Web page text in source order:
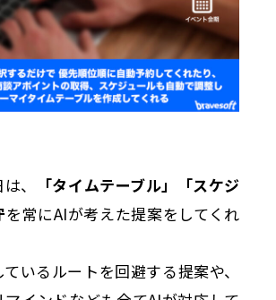
、
「タイムテーブル」「スケジ
を常にAIが考えた提案をしてくれ
いるルートを回避する提案や、